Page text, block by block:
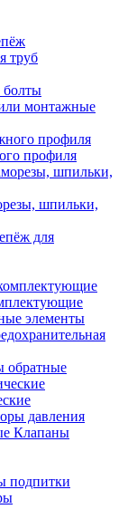
труб
монтажные
профиля
шпильки,
для
элементы
обратные
давления
Клапаны
подпитки